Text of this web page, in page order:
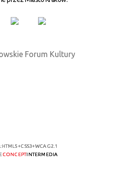
Forum Kultury
HTML5+CSS3+WCAG 2.1
CONCEPTINTERMEDIA